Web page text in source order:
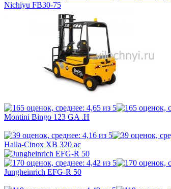
Nichiyu FB30-75
Montini Bingo 123 GA .H
Halla-Cinox XB 320 ac
Jungheinrich EFG-R 50